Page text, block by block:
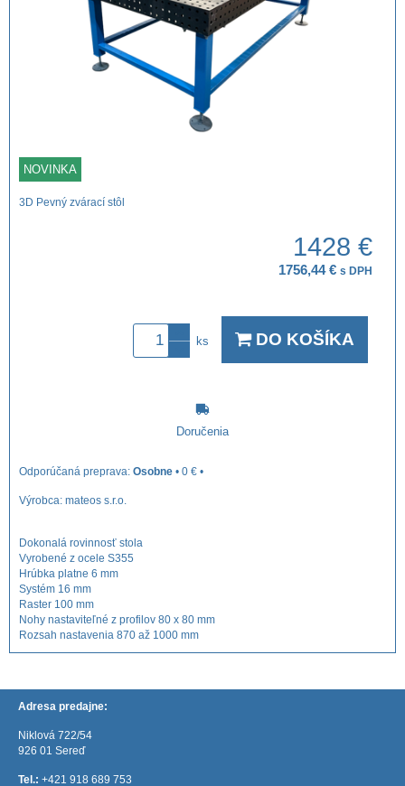
NOVINKA
3D Pevný zvárací stôl
1428 €
1756,44 € s DPH
ks DO KOŠÍKA
Doručenia
Osobne • 0 € •
Výrobca: mateos s.r.o.
Dokonalá rovinnosť stola
Vyrobené z ocele S355
Hrúbka platne 6 mm
Systém 16 mm
Raster 100 mm
Nohy nastaviteľné z profilov 80 x 80 mm
Rozsah nastavenia 870 až 1000 mm
Adresa predajne:
Niklová 722/54
926 01 Sereď
Tel.: +421 918 689 753